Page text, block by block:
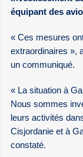
équipant des
« Ces mesures
extraordinaires »,
un communiqué.
« La situation à
Nous sommes
leurs activités
Cisjordanie et à
constaté.